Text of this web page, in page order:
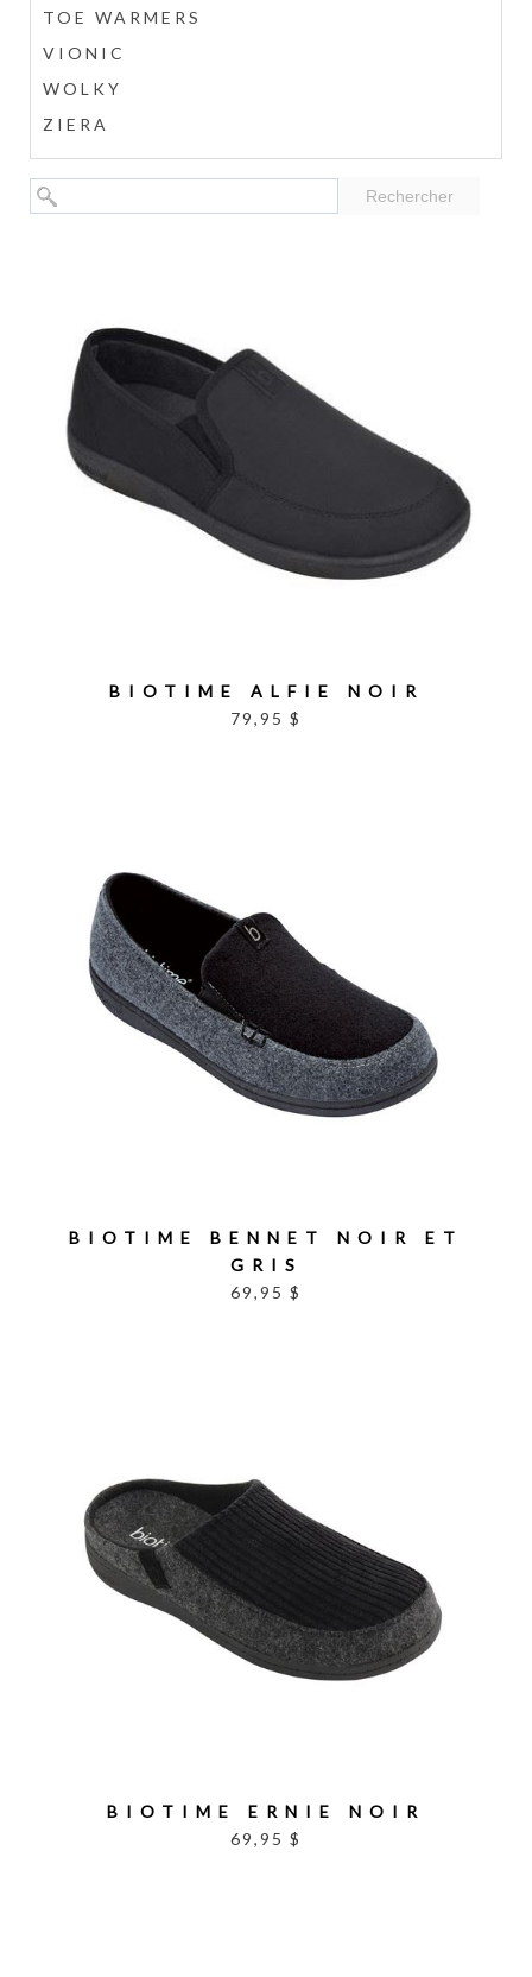
TOE WARMERS
VIONIC
WOLKY
ZIERA
Rechercher
BIOTIME ALFIE NOIR
79,95 $
BIOTIME BENNET NOIR ET
GRIS
69,95 $
BIOTIME ERNIE NOIR
69,95 $